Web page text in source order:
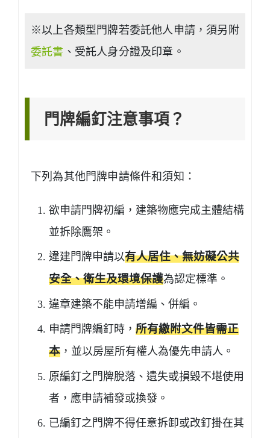
※以上各類型門牌若委託他人申請，須另附
委託書 、受託人身分證及印章。
門牌編釘注意事項？
下列為其他門牌申請條件和須知：
欲申請門牌初編，建築物應完成主體結構
並拆除鷹架。
違建門牌申請以有人居住、無妨礙公共
安全、衛生及環境保護為認定標準。
違章建築不能申請增編、併編。
申請門牌編釘時， 所有繳附文件皆需正
本 ，並以房屋所有權人為優先申請人。
原編釘之門牌脫落、遺失或損毀不堪使用
者，應申請補發或換發。
已編釘之門牌不得任意拆卸或改釘掛在其